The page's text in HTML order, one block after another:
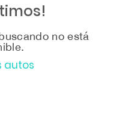
no está
autos